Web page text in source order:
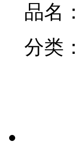
品名：
分类：